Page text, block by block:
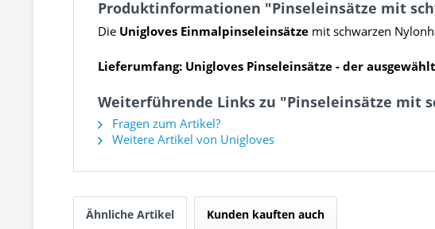
Produktinformationen "Pinseleinsätze mit
Die Unigloves Einmalpinseleinsätze mit schwarzen
Lieferumfang: Unigloves Pinseleinsätze - der
Weiterführende Links zu "Pinseleinsätze mit
Fragen zum Artikel?
Weitere Artikel von Unigloves
Ähnliche Artikel Kunden kauften auch